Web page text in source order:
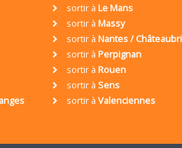
sortir à Le Mans
sortir à Massy
sortir à Nantes /
sortir à Perpignan
sortir à Rouen
sortir à Sens
sortir à Valenciennes